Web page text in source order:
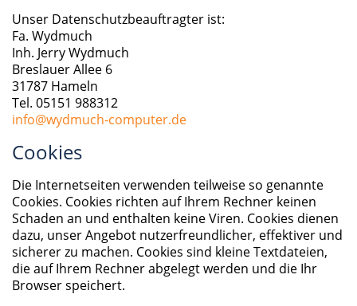
Unser Datenschutzbeauftragter ist:
Fa. Wydmuch
Inh. Jerry Wydmuch
Breslauer Allee 6
31787 Hameln
Tel. 05151 988312
info@wydmuch-computer.de
Cookies
Die Internetseiten verwenden teilweise so genannte
Cookies. Cookies richten auf Ihrem Rechner keinen
Schaden an und enthalten keine Viren. Cookies dienen
dazu, unser Angebot nutzerfreundlicher, effektiver und
sicherer zu machen. Cookies sind kleine Textdateien,
die auf Ihrem Rechner abgelegt werden und die Ihr
Browser speichert.